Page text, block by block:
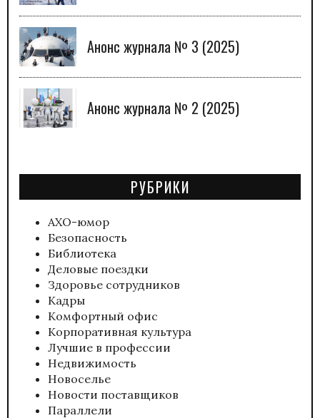
Анонс журнала № 3 (2025)
Анонс журнала № 2 (2025)
РУБРИКИ
АХО-юмор
Безопасность
Библиотека
Деловые поездки
Здоровье сотрудников
Кадры
Комфортный офис
Корпоративная культура
Лучшие в профессии
Недвижимость
Новоселье
Новости поставщиков
Параллели